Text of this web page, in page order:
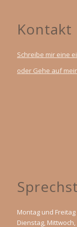
Kontakt
Schreibe mir eine
oder Gehe auf
Montag und Freitag
Dienstag,